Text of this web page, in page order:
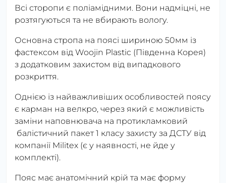
Всі сторопи є поліамідними. Вони надміцні, не
розтягуються та не вбирають вологу.
Основна стропа на поясі шириною 50мм із
фастексом від Woojin Plastic (Південна Корея)
з додатковим захистом від випадкового
розкриття.
Однією із найважливіших особливостей поясу
є карман на велкро, через який є можливість
заміни наповнювача на протикламковий
балістичний пакет 1 класу захисту за ДСТУ від
компанії Militex (є у наявності, не йде у
комплекті).
Пояс має анатомічний крій та має форму